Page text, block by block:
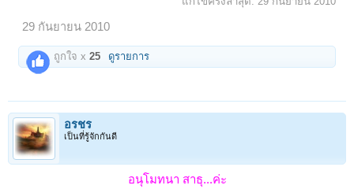
29 กันยายน 2010
ถูกใจ x25 ดูรายการ
อรชร
เป็นที่รู้จักกันดี
อนุโมทนา สาธุ...ค่ะ